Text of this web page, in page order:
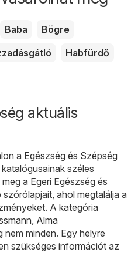
Baba
Bögre
Habfürdő
aktuális
a Egészség és Szépség
széles
a Egeri Egészség és
ahol megtalálja a
A kategória
, Alma
nem minden. Egy helyre
szükséges információt az